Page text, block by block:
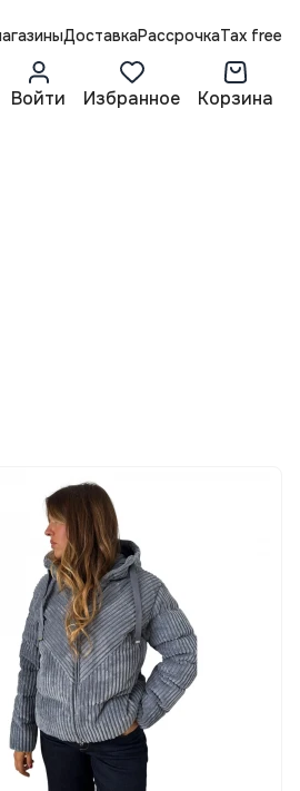
ДоставкаРассрочкаTax free
Войти Избранное Корзина